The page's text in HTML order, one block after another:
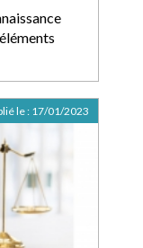
le : 17/01/2023